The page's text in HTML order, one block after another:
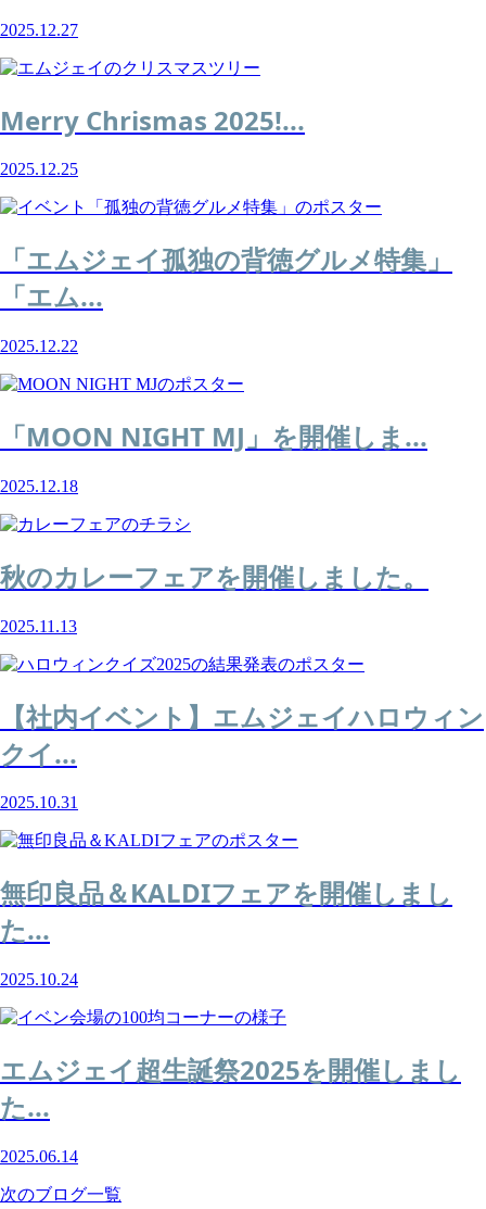
2025.12.27
Merry Chrismas 2025!...
2025.12.25
「エムジェイ孤独の背徳グルメ特集」
「エム...
2025.12.22
「MOON NIGHT MJ」を開催しま...
2025.12.18
秋のカレーフェアを開催しました。
2025.11.13
【社内イベント】エムジェイハロウィン
クイ...
2025.10.31
無印良品＆KALDIフェアを開催しまし
た...
2025.10.24
エムジェイ超生誕祭2025を開催しまし
た...
2025.06.14
次のブログ一覧